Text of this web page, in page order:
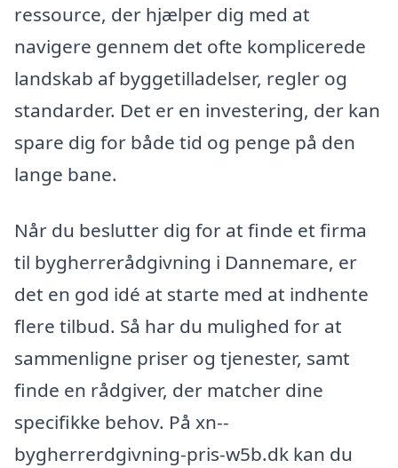
ressource, der hjælper dig med at
navigere gennem det ofte komplicerede
landskab af byggetilladelser, regler og
standarder. Det er en investering, der kan
spare dig for både tid og penge på den
lange bane.
Når du beslutter dig for at finde et firma
til bygherrerådgivning i Dannemare, er
det en god idé at starte med at indhente
flere tilbud. Så har du mulighed for at
sammenligne priser og tjenester, samt
finde en rådgiver, der matcher dine
specifikke behov. På xn--
bygherrerdgivning-pris-w5b.dk kan du